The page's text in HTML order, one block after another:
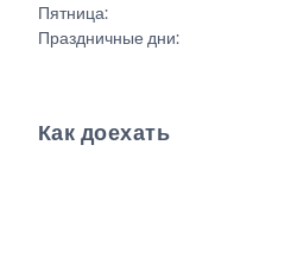
Пятница:
Праздничные дни:
Как доехать